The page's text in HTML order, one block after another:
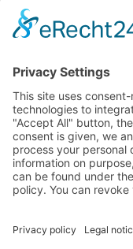
Saského
This site uses
technologies to
"Accept All" button,
After consent is
companies process
companies can be